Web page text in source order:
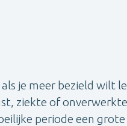
je meer bezield wilt
ziekte of
periode een grote